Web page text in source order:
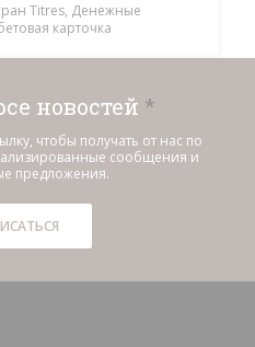
Titres, Денежные
карточка
новостей *
чтобы получать от нас по
сообщения и
предложения.